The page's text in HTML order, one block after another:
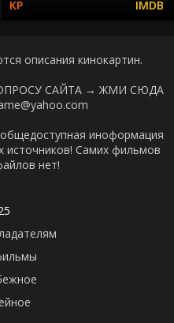
описания кинокартин.
САЙТА → ЖМИ СЮДА
иноформация
источников! Самих фильмов
нет!